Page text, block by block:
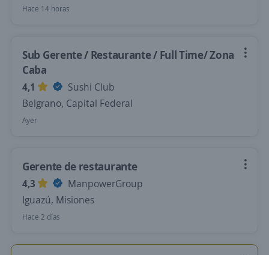
Hace 14 horas
Sub Gerente / Restaurante / Full Time/ Zona
Caba
4,1
Sushi Club
Belgrano, Capital Federal
Ayer
Gerente de restaurante
4,3
ManpowerGroup
Iguazú, Misiones
Hace 2 días